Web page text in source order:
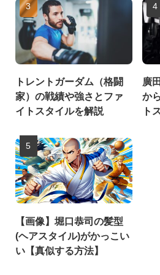
トレントガーダム（格闘
家）の戦績や強さとファ
イトスタイルを解説
廣
か
ト
【画像】堀口恭司の髪型
(ヘアスタイル)がかっこい
い【真似する方法】